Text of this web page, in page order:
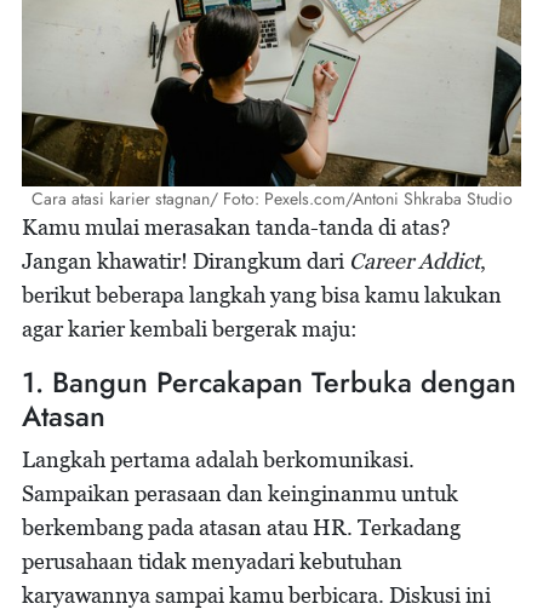
Cara atasi karier stagnan/ Foto: Pexels.com/Antoni Shkraba Studio
Kamu mulai merasakan tanda-tanda di atas?
Jangan khawatir! Dirangkum dari Career Addict,
berikut beberapa langkah yang bisa kamu lakukan
agar karier kembali bergerak maju:
1. Bangun Percakapan Terbuka dengan
Atasan
Langkah pertama adalah berkomunikasi.
Sampaikan perasaan dan keinginanmu untuk
berkembang pada atasan atau HR. Terkadang
perusahaan tidak menyadari kebutuhan
karyawannya sampai kamu berbicara. Diskusi ini